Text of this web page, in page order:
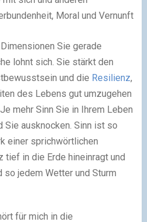
Moral und Vernunft
Sie gerade
lohnt sich. Sie stärkt den
und die Resilienz,
des Lebens gut umzugehen
mehr Sinn Sie in Ihrem Leben
ausknocken. Sinn ist so
einer sprichwörtlichen
tief in die Erde hineinragt und
so jedem Wetter und Sturm
für mich in die